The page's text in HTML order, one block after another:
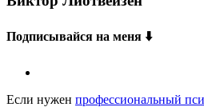
Подписывайся на меня ⬇️
Если нужен профессиональный